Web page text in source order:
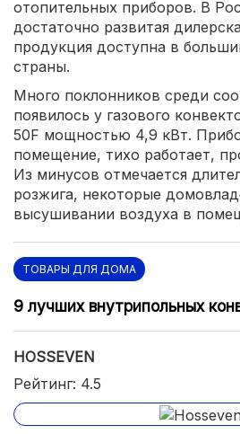
отопительных приборов. В
достаточно развитая
продукция доступна в
страны.
Много поклонников среди
появилось у газового
50F мощностью 4,9 кВт.
помещение, тихо работает,
Из минусов отмечается
розжига, некоторые
высушивании воздуха в
ТОВАРЫ ДЛЯ ДОМА
9 лучших внутрипольных
HOSSEVEN
Рейтинг: 4.5